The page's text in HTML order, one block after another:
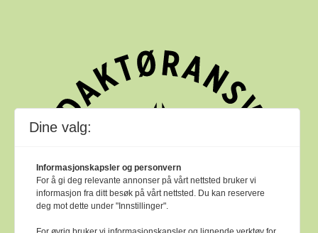
Dine valg:
Informasjonskapsler og personvern
For å gi deg relevante annonser på vårt nettsted bruker vi
informasjon fra ditt besøk på vårt nettsted. Du kan reservere
deg mot dette under "Innstillinger".